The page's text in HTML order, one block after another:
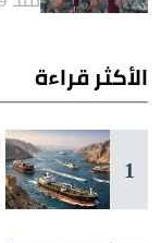
الأكثر قراءة
1